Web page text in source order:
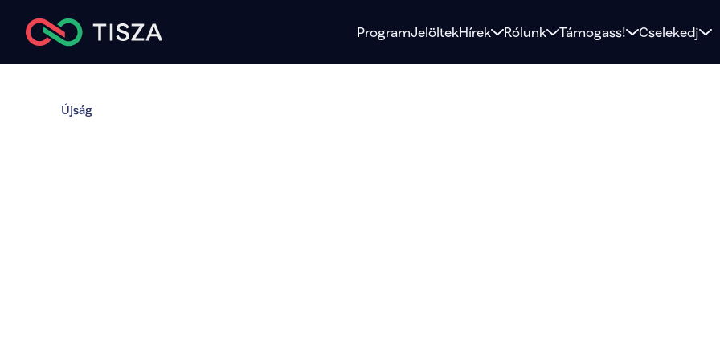
ProgramJelöltekHírek Rólunk Támogass! Cselekedj
Újság